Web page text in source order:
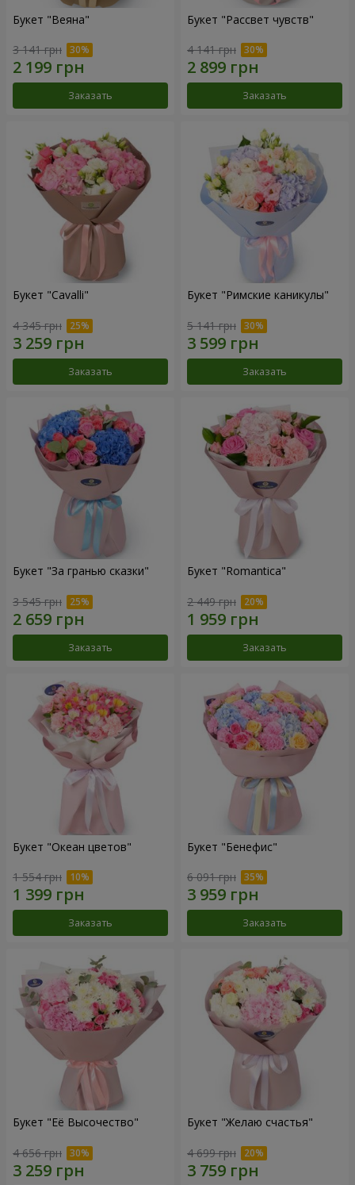
Букет "Веяна"
3 141 грн
Заказать
Букет "Рассвет чувств"
4 141 грн
Заказать
Букет "Cаvalli"
4 345 грн
Заказать
Букет "Римские каникулы"
5 141 грн
Заказать
Букет "За гранью сказки"
3 545 грн
Заказать
Букет "Romantica"
2 449 грн
Заказать
Букет "Океан цветов"
1 554 грн
Заказать
Букет "Бенефис"
6 091 грн
Заказать
Букет "Её Высочество"
4 656 грн
Букет "Желаю счастья"
4 699 грн